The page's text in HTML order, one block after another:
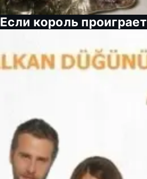
Если король проиграет